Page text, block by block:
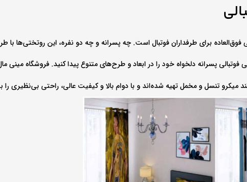
فوق‌العاده برای طرفداران فوتبال است. چه پسرانه و چه دو نفره، این روتختی‌ها
فوتبالی پسرانه دلخواه خود را در ابعاد و طرح‌های متنوع پیدا کنید. فروشگاه
میکرو تنسل و مخمل تهیه شده‌اند و با دوام بالا و کیفیت عالی، راحتی بی‌نظیری را